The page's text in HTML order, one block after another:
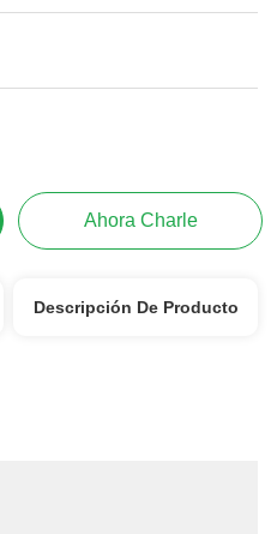
Ahora Charle
Descripción De Producto